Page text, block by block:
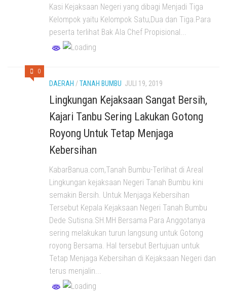
Kasi Kejaksaan Negeri yang dibagi Menjadi Tiga
Kelompok yaitu Kelompok Satu,Dua dan Tiga.Para
peserta terlihat Bak Ala Chef Propisional...
0
DAERAH /TANAH BUMBU JULI 19, 2019
Lingkungan Kejaksaan Sangat Bersih,
Kajari Tanbu Sering Lakukan Gotong
Royong Untuk Tetap Menjaga
Kebersihan
KabarBanua.com,Tanah Bumbu-Terlihat di Areal
Lingkungan kejaksaan Negeri Tanah Bumbu kini
semakin Bersih. Untuk Menjaga Kebersihan
Tersebut Kepala Kejaksaan Negeri Tanah Bumbu
Dede Sutisna.SH.MH Bersama Para Anggotanya
sering melakukan turun langsung untuk Gotong
royong Bersama. Hal tersebut Bertujuan untuk
Tetap Menjaga Kebersihan di Kejaksaan Negeri dan
terus menjalin...